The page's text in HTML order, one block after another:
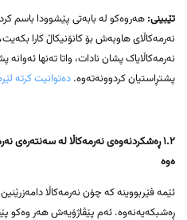
تێبینی:هەروەکو لە بابەتی پێشوودا باسم
نەرمەکاڵای هاوبەش بۆ کانۆنیکاڵ کارا
نەرمەکاڵایاک پشان نادات، واتا تەنها
پشتڕاستیان کردوونەتەوە.دەتوانیت کرتە
ەوە
ئێمە فێربووینە کە چۆن نەرمەکاڵا
ڕەشبکەیەنەوە. ئەم پێڤاژۆیەش هەر وەکو